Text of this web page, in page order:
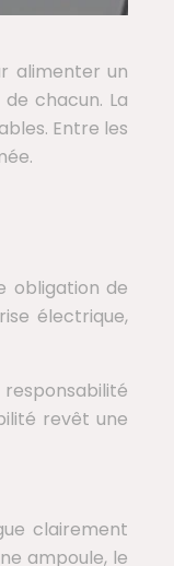
alimenter un
chacun. La
Entre les
obligation de
électrique,
revêt une
clairement
ampoule, le